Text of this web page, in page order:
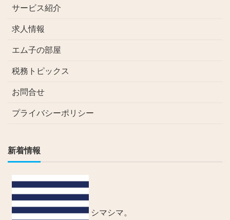
サービス紹介
求人情報
エム子の部屋
税務トピックス
お問合せ
プライバシーポリシー
新着情報
シマシマ。